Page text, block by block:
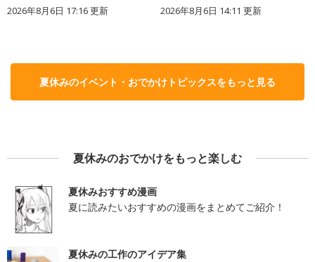
2026年8月6日 17:16更新 2026年8月6日 14:11 更新
夏休みのイベント・おでかけトピックスをもっと見る
夏休みのおでかけをもっと楽しむ
夏休みおすすめ漫画
夏に読みたいおすすめの漫画をまとめてご紹介！
夏休みの工作のアイデア集